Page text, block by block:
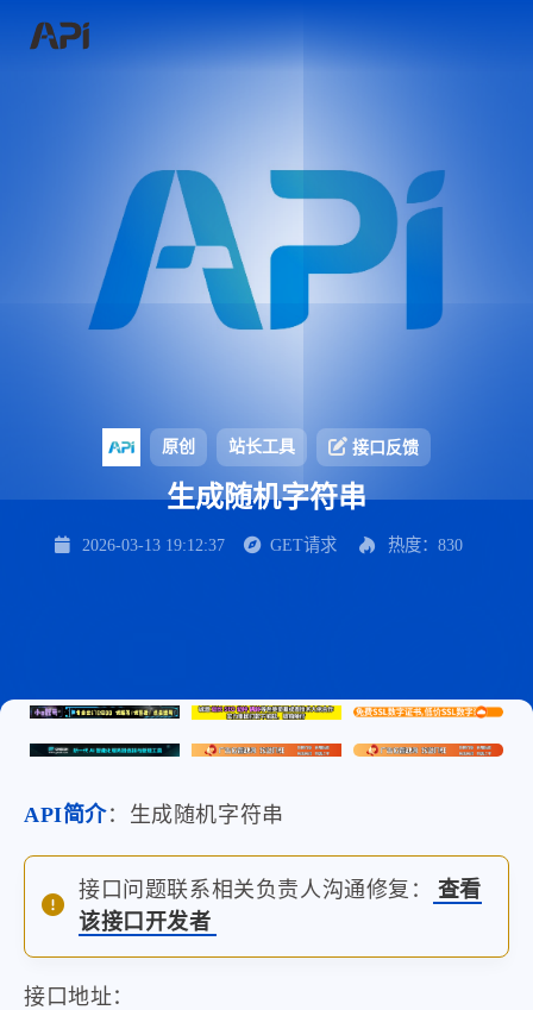
原创 站长工具 接口反馈
生成随机字符串
2026-03-13 19:12:37 GET请求 热度：830
API简介：生成随机字符串
接口问题联系相关负责人沟通修复：
查看
该接口开发者
接口地址：